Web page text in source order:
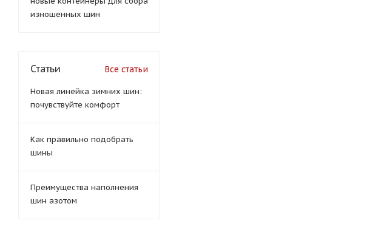
изношенных шин
Статьи Все статьи
Новая линейка зимних шин:
почувствуйте комфорт
Как правильно подобрать
шины
Преимущества наполнения
шин азотом